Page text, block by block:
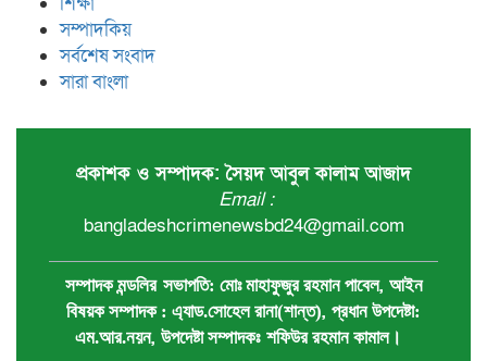
সম্পাদকিয়
সর্বশেষ সংবাদ
সারা বাংলা
প্রকাশক ও সম্পাদক: সৈয়দ আবুল কালাম আজাদ
Email :
bangladeshcrimenewsbd24@gmail.com
সম্পাদক মন্ডলির সভাপতি: মোঃ মাহাফুজুর রহমান পাবেল, আইন
বিষয়ক সম্পাদক : ‍এ্যাড.সোহেল রানা(শান্ত), প্রধান ‍উপদেষ্টা:
এম.আর.নয়ন, উপদেষ্টা সম্পাদকঃ শফিউর রহমান কামাল।